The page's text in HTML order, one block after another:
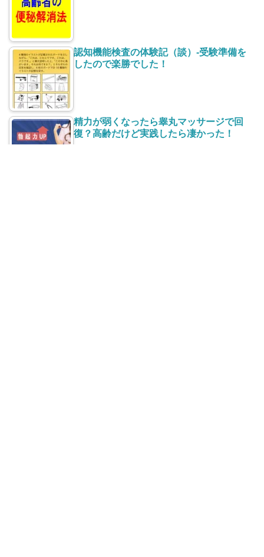
認知機能検査の体験記（談）-受験準備を
したので楽勝でした！
精力が弱くなったら睾丸マッサージで回
復？高齢だけど実践したら凄かった！